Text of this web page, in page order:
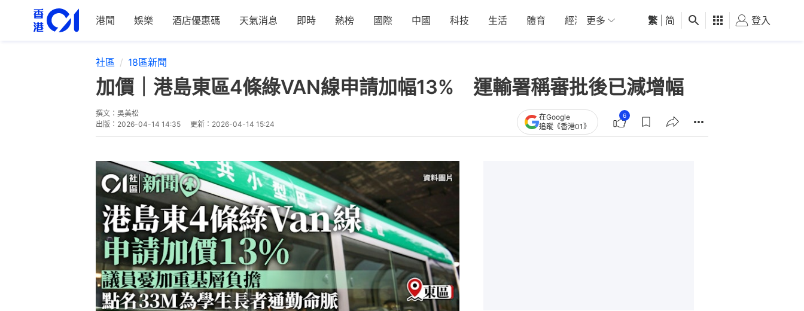
港聞 娛樂 酒店優惠碼 天氣消息 即時 熱榜 國際 中國 科技 生活 體育 經濟 01深圳 觀點 健康 好食玩飛
更多 繁 简 登入
社區 18區新聞
加價｜港島東區4條綠VAN線申請加幅13% 運輸署稱審批後已減增幅
撰文： 吳美松
出版： 2026-04-14 14:35 更新： 2026-04-14 15:24
在Google
追蹤《香港01》
6